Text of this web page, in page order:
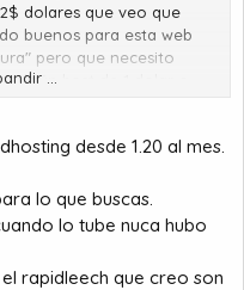
dolares que veo que
buenos para esta web
pero que necesito
algún host de 1 dolar o
...
desde 1.20 al mes.
lo que buscas.
lo tube nuca hubo
rapidleech que creo son